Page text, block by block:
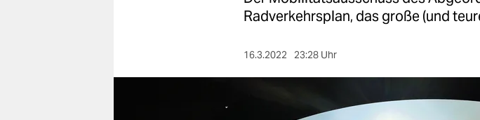
Radverkehrsplan, das große (und
16.3.2022 23:28 Uhr